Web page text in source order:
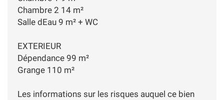
Chambre 2 14 m²
Salle dEau 9 m² + WC
EXTERIEUR
Dépendance 99 m²
Grange 110 m²
Les informations sur les risques auquel ce bien